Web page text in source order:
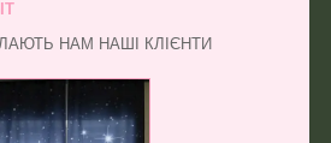
НАМ НАШІ КЛІЄНТИ